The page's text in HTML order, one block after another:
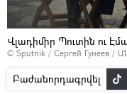
Վլադիմիր Պուտին ու
© Sputnik / Сергей Гунеев /
Բաժանորդագրվել